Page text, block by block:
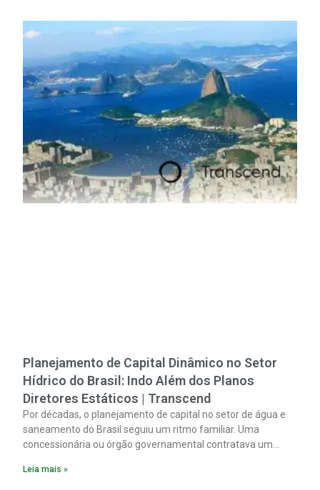
insumo, a sucata, devido, sobretudo, ao interesse chinês
pela matéria-prima.
Planejamento de Capital Dinâmico no Setor
Hídrico do Brasil: Indo Além dos Planos
Diretores Estáticos | Transcend
Por décadas, o planejamento de capital no setor de água e
saneamento do Brasil seguiu um ritmo familiar. Uma
concessionária ou órgão governamental contratava um
Leia mais »